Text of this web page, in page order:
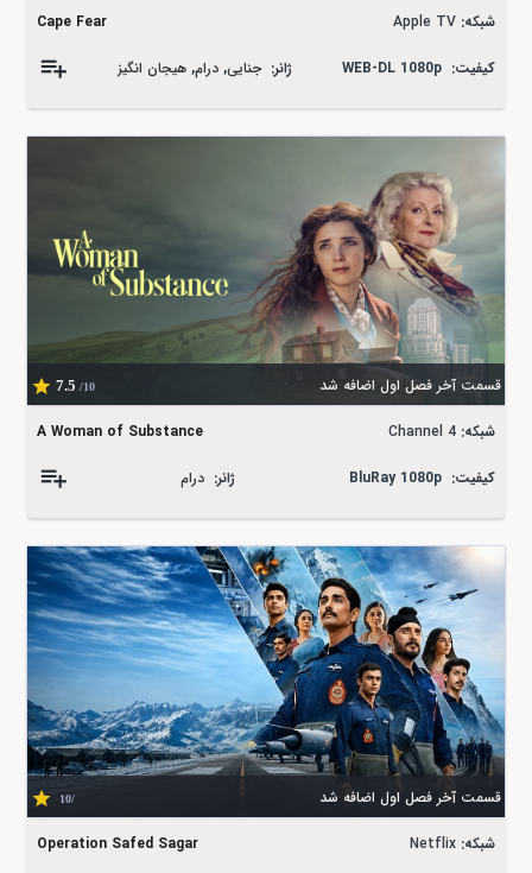
Cape Fear شبکه: Apple TV
کیفیت: WEB-DL 1080p ژانر: جنایی,درام,هیجان انگیز
قسمت آخر فصل اول اضافه شد 7.5 /10
A Woman of Substance شبکه: Channel 4
کیفیت: BluRay 1080p ژانر: درام
قسمت آخر فصل اول اضافه شد /10
Operation Safed Sagar شبکه: Netflix